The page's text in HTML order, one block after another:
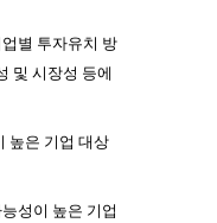
별 투자유치 방
및 시장성 등에
높은 기업 대상
성이 높은 기업